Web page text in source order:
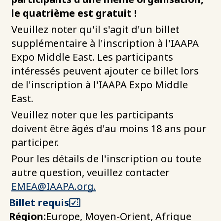
le quatrième est gratuit !
Veuillez noter qu'il s'agit d'un billet
supplémentaire à l'inscription à l'IAAPA
Expo Middle East. Les participants
intéressés peuvent ajouter ce billet lors
de l'inscription à l'IAAPA Expo Middle
East.
Veuillez noter que les participants
doivent être âgés d'au moins 18 ans pour
participer.
Pour les détails de l'inscription ou toute
autre question, veuillez contacter
EMEA@IAAPA.org.
Billet requis
Région:Europe, Moyen-Orient, Afrique